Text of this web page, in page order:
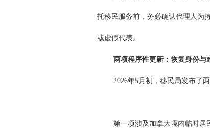
托移民服务前，务必确认代理人为
或虚假代表。
两项程序性更新：恢复身份与
2026年5月初，移民局发布了
第一项涉及加拿大境内临时